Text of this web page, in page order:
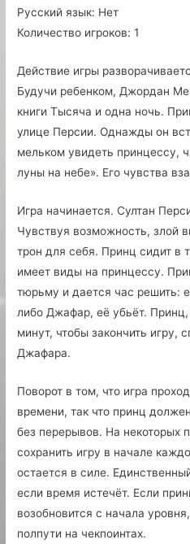
Русский язык: Нет
Количество игроков: 1
Действие игры
Будучи ребенком, Джордан
книги Тысяча и одна ночь.
улице Персии. Однажды он
мельком увидеть принцессу,
луны на небе». Его чувства
Игра начинается. Султан
Чувствуя возможность, злой
трон для себя. Принц сидит в
имеет виды на принцессу.
тюрьму и дается час решить:
либо Джафар, её убьёт.
минут, чтобы закончить игру,
Джафара.
Поворот в том, что игра
времени, так что принц
без перерывов. На некоторых
сохранить игру в начале
остается в силе.
если время истечёт. Если
возобновится с начала
полпути на чекпоинтах.